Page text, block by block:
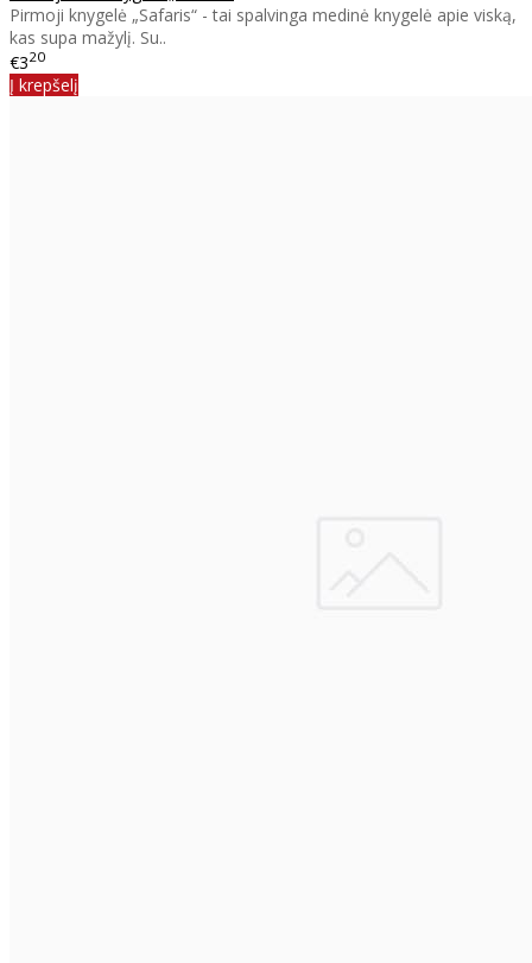
Pirmoji knygelė „Safaris“ - tai spalvinga medinė knygelė apie viską,
kas supa mažylį. Su..
€320
Į krepšelį